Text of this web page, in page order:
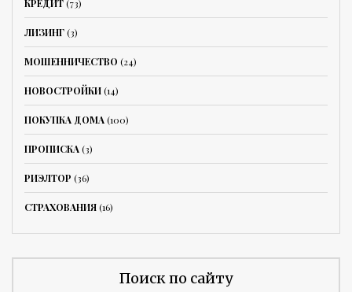
КРЕДИТ(73)
ЛИЗИНГ(3)
МОШЕННИЧЕСТВО (24)
НОВОСТРОЙКИ(14)
ПОКУПКА ДОМА(100)
ПРОПИСКА(3)
РИЭЛТОР (36)
СТРАХОВАНИЯ(16)
Поиск по сайту